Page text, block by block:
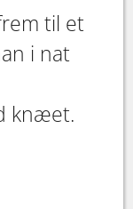
til et
i nat
knæet.